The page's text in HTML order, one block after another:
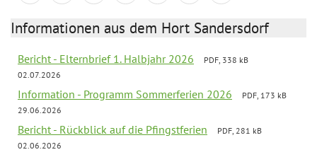
Informationen aus dem Hort Sandersdorf
Bericht - Elternbrief 1. Halbjahr 2026
PDF, 338 kB
02.07.2026
Information - Programm Sommerferien 2026
PDF, 173 kB
29.06.2026
Bericht - Rückblick auf die Pfingstferien
PDF, 281 kB
02.06.2026